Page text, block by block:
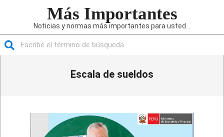
Más Importantes
Noticias y normas más importantes para usted...
Escala de sueldos